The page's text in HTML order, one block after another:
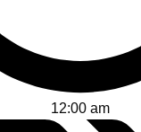
12:00 am